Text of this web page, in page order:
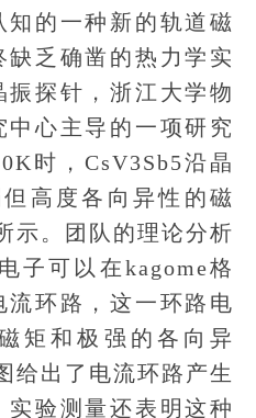
知的一种新的轨道磁
乏确凿的热力学实
探针，浙江大学物
心主导的一项研究
时，CsV3Sb5沿晶
高度各向异性的磁
示。团队的理论分析
子可以在kagome格
流环路，这一环路电
矩和极强的各向异
给出了电流环路产生
验测量还表明这种